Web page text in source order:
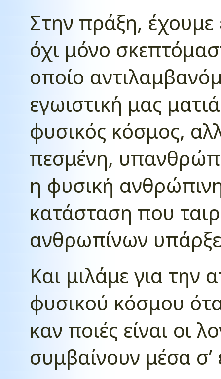
Στην πράξη, έχουμε
όχι μόνο
οποίο
εγωιστική μας
φυσικός κόσμος,
πεσμένη,
η φυσική
κατάσταση που
ανθρωπίνων
Και μιλάμε για
φυσικού κόσμου
καν ποιές είναι οι
συμβαίνουν μέσα σ’